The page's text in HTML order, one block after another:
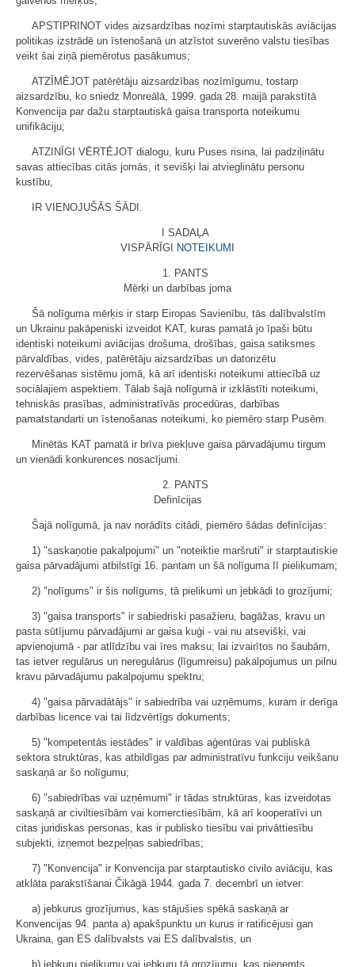
APSTIPRINOT vides aizsardzības nozīmi starptautiskās aviācijas
politikas izstrādē un īstenošanā un atzīstot suverēno valstu tiesības
veikt šai ziņā piemērotus pasākumus;
ATZĪMĒJOT patērētāju aizsardzības nozīmīgumu, tostarp
aizsardzību, ko sniedz Monreālā, 1999. gada 28. maijā parakstītā
Konvencija par dažu starptautiskā gaisa transporta noteikumu
unifikāciju;
ATZINĪGI VĒRTĒJOT dialogu, kuru Puses risina, lai padziļinātu
savas attiecības citās jomās, it sevišķi lai atvieglinātu personu
kustību,
IR VIENOJUŠĀS ŠĀDI.
I SADAĻA
VISPĀRĪGI
NOTEIKUMI
1. PANTS
Mērķi un darbības joma
Šā nolīguma mērķis ir starp Eiropas Savienību, tās dalībvalstīm
un Ukrainu pakāpeniski izveidot KAT, kuras pamatā jo īpaši būtu
identiski noteikumi aviācijas drošuma, drošības, gaisa satiksmes
pārvaldības, vides, patērētāju aizsardzības un datorizētu
rezervēšanas sistēmu jomā, kā arī identiski noteikumi attiecībā uz
sociālajiem aspektiem. Tālab šajā nolīgumā ir izklāstīti noteikumi,
tehniskās prasības, administratīvās procedūras, darbības
pamatstandarti un īstenošanas noteikumi, ko piemēro starp Pusēm.
Minētās KAT pamatā ir brīva piekļuve gaisa pārvadājumu tirgum
un vienādi konkurences nosacījumi.
2. PANTS
Definīcijas
Šajā nolīgumā, ja nav norādīts citādi, piemēro šādas definīcijas:
1) "saskaņotie pakalpojumi" un "noteiktie maršruti" ir starptautiskie
gaisa pārvadājumi atbilstīgi 16. pantam un šā nolīguma II pielikumam;
2) "nolīgums" ir šis nolīgums, tā pielikumi un jebkādi to grozījumi;
3) "gaisa transports" ir sabiedriski pasažieru, bagāžas, kravu un
pasta sūtījumu pārvadājumi ar gaisa kuģi - vai nu atsevišķi, vai
apvienojumā - par atlīdzību vai īres maksu; lai izvairītos no šaubām,
tas ietver regulārus un neregulārus (līgumreisu) pakalpojumus un pilnu
kravu pārvadājumu pakalpojumu spektru;
4) "gaisa pārvadātājs" ir sabiedrība vai uzņēmums, kuram ir derīga
darbības licence vai tai līdzvērtīgs dokuments;
5) "kompetentās iestādes" ir valdības aģentūras vai publiskā
sektora struktūras, kas atbildīgas par administratīvu funkciju veikšanu
saskaņā ar šo nolīgumu;
6) "sabiedrības vai uzņēmumi" ir tādas struktūras, kas izveidotas
saskaņā ar civiltiesībām vai komerctiesībām, kā arī kooperatīvi un
citas juridiskas personas, kas ir publisko tiesību vai privāttiesību
subjekti, izņemot bezpeļņas sabiedrības;
7) "Konvencija" ir Konvencija par starptautisko civilo aviāciju, kas
atklāta parakstīšanai Čikāgā 1944. gada 7. decembrī un ietver:
a) jebkurus grozījumus, kas stājušies spēkā saskaņā ar
Konvencijas 94. panta a) apakšpunktu un kurus ir ratificējusi gan
Ukraina, gan ES dalībvalsts vai ES dalībvalstis, un
b) jebkuru pielikumu vai jebkuru tā grozījumu, kas pieņemts